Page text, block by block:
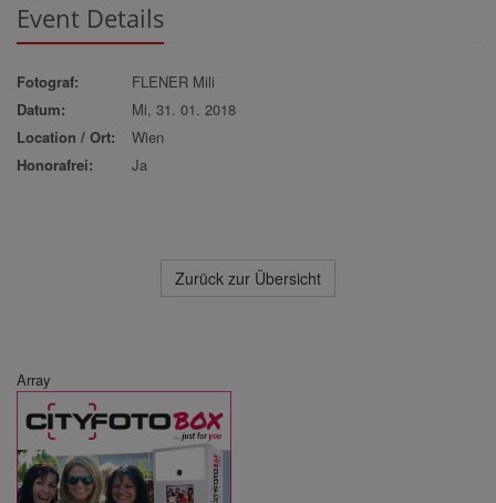
Event Details
Fotograf:
FLENER Mili
Datum:
Mi, 31. 01. 2018
Location / Ort:
Wien
Honorafrei:
Ja
Zurück zur Übersicht
Array